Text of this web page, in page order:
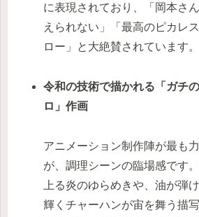
に表現されており、「岡本さ
えられない」「最高のピカレ
ロー」と大絶賛されています。
令和の技術で描かれる「ガチ
ロ」作画
アニメーション制作陣が最も
が、調理シーンの臨場感です
上る炎のゆらめきや、油が弾
輝くチャーハンが宙を舞う描